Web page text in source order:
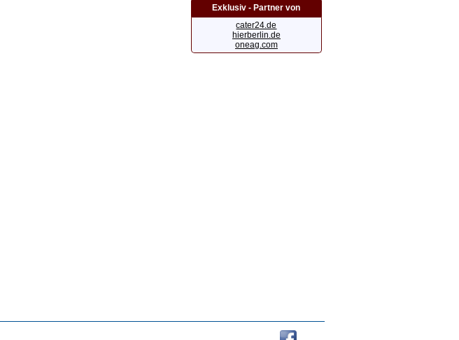
Exklusiv - Partner von
cater24.de
hierberlin.de
oneag.com